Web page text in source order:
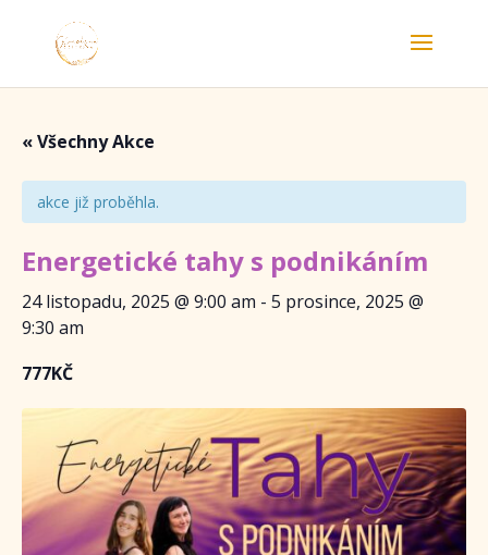
« Všechny Akce
akce již proběhla.
Energetické tahy s podnikáním
24 listopadu, 2025 @ 9:00 am - 5 prosince, 2025 @
9:30 am
777KČ